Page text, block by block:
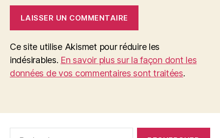
Ce site utilise Akismet pour réduire les
indésirables. En savoir plus sur la façon dont les
données de vos commentaires sont traitées.